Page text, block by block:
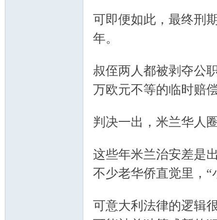
可即便如此，最终刑
年。
叔侄两人都被剥夺公
万欧元不等的临时赔
判决一出，米兰华人
这些年米兰治安差是
不少老华侨直觉里，
可意大利法律的逻辑